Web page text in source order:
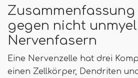
gegen nicht
Nervenfasern
Eine Nervenzelle hat drei
einen Zellkörper, Dendriten